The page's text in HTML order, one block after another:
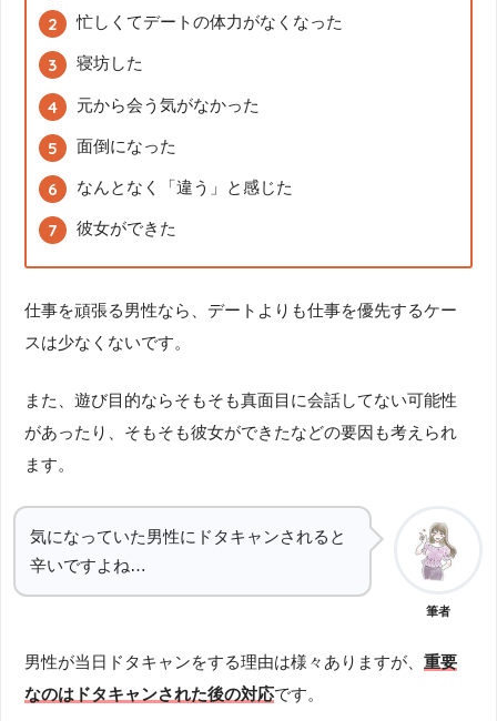
忙しくてデートの体力がなくなった
寝坊した
元から会う気がなかった
面倒になった
なんとなく「違う」と感じた
彼女ができた
仕事を頑張る男性なら、デートよりも仕事を優先するケー
スは少なくないです。
また、遊び目的ならそもそも真面目に会話してない可能性
があったり、そもそも彼女ができたなどの要因も考えられ
ます。
気になっていた男性にドタキャンされると
辛いですよね…
筆者
男性が当日ドタキャンをする理由は様々ありますが、重要
なのはドタキャンされた後の対応です。